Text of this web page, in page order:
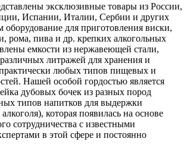
эксклюзивные товары из России,
Испании, Италии, Сербии и других
для приготовления виски,
рома, пива и др. крепких алкогольных
емкости из нержавеющей стали,
литражей для хранения и
любых типов пищевых и
Нашей особой гордостью является
дубовых бочек из разных пород
типов напитков для выдержки
которая появилась на основе
сотрудничества с известными
в этой сфере и постоянно